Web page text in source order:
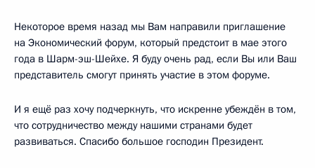
Некоторое время назад мы Вам направили приглашение
на Экономический форум, который предстоит в мае этого
года в Шарм-эш-Шейхе. Я буду очень рад, если Вы или Ваш
представитель смогут принять участие в этом форуме.
И я ещё раз хочу подчеркнуть, что искренне убеждён в том,
что сотрудничество между нашими странами будет
развиваться. Спасибо большое господин Президент.